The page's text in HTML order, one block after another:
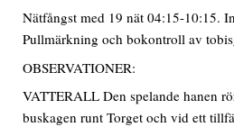
Nätfångst med 19 nät 04:15-10:15.
Pullmärkning och bokontroll av
OBSERVATIONER:
VATTERALL Den spelande hanen
buskagen runt Torget och vid ett